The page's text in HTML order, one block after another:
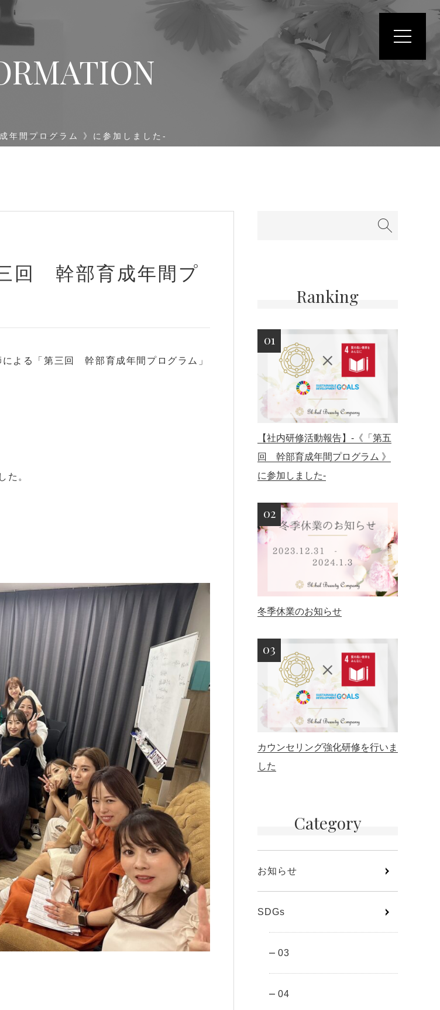
年間プログラム 》に参加しました-
回 幹部育成年間プ
よる「第三回 幹部育成年間プログラム」
た。
Ranking
【社内研修活動報告】-《「第五
回 幹部育成年間プログラム 》
に参加しました-
冬季休業のお知らせ
カウンセリング強化研修を行いま
した
Category
お知らせ
SDGs
03
04